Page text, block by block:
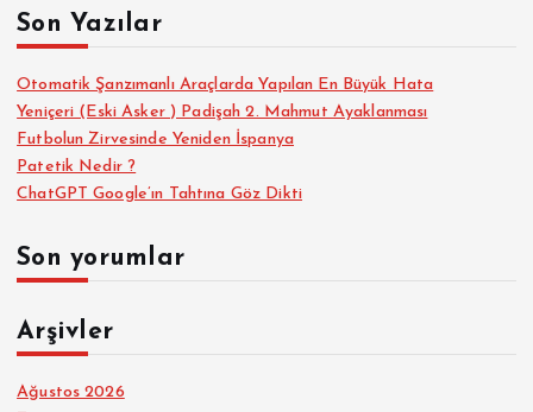
:Son Yazılar
Otomatik Şanzımanlı Araçlarda Yapılan En Büyük Hata
Yeniçeri (Eski Asker ) Padişah 2. Mahmut Ayaklanması
Futbolun Zirvesinde Yeniden İspanya
Patetik Nedir ?
ChatGPT Google’ın Tahtına Göz Dikti
Son yorumlar
Arşivler
Ağustos 2026